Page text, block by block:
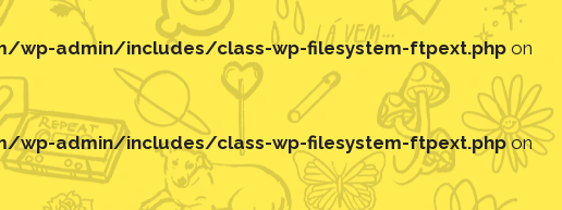
admin/includes/class-wp-filesystem-ftpext.phpon
admin/includes/class-wp-filesystem-ftpext.phpon